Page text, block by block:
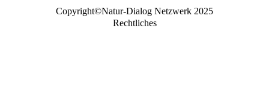
Copyright©Natur-Dialog Netzwerk 2025
Rechtliches